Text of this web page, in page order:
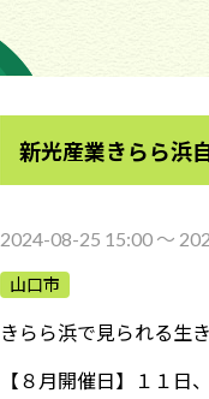
新光産業きらら浜
2024-08-25 15:00 〜
山口市
きらら浜で見られる生
【８月開催日】１１日